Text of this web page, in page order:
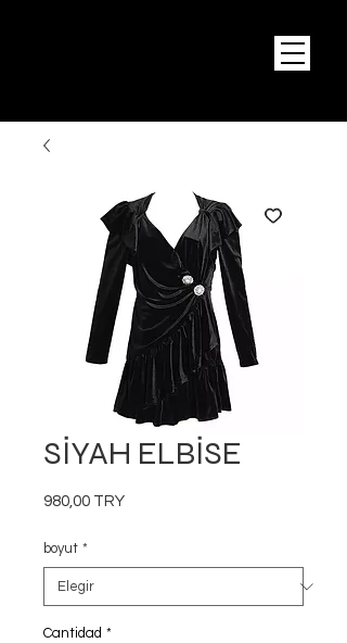
SİYAH ELBİSE
980,00 TRYPrecio
boyut *
Cantidad *